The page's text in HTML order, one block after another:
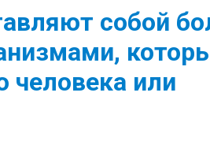
собой
человека или